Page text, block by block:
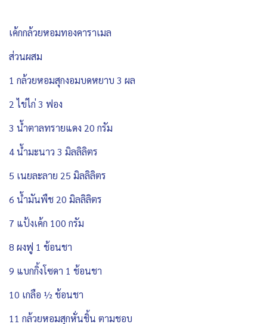
เค้กกล้วยหอมทองคาราเมล
ส่วนผสม
1 กล้วยหอมสุกงอมบดหยาบ 3 ผล
2 ไข่ไก่ 3 ฟอง
3 น้ำตาลทรายแดง 20 กรัม
4 น้ำมะนาว 3 มิลลิลิตร
5 เนยละลาย 25 มิลลิลิตร
6 น้ำมันพืช 20 มิลลิลิตร
7 แป้งเค้ก 100 กรัม
8 ผงฟู 1 ช้อนชา
9 แบกกิ้งโซดา 1 ช้อนชา
10 เกลือ ½ ช้อนชา
11 กล้วยหอมสุกหั่นชิ้น ตามชอบ